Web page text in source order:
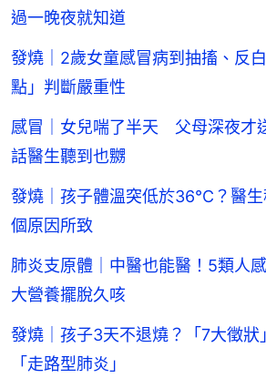
過一晚夜就知道
發燒｜2歲女童感冒病到抽搐、反
點」判斷嚴重性
感冒｜女兒喘了半天 父母深夜
話醫生聽到也嬲
發燒｜孩子體溫突低於36°C？醫
個原因所致
肺炎支原體｜中醫也能醫！5類人
大營養擺脫久咳
發燒｜孩子3天不退燒？「7大徵
「走路型肺炎」